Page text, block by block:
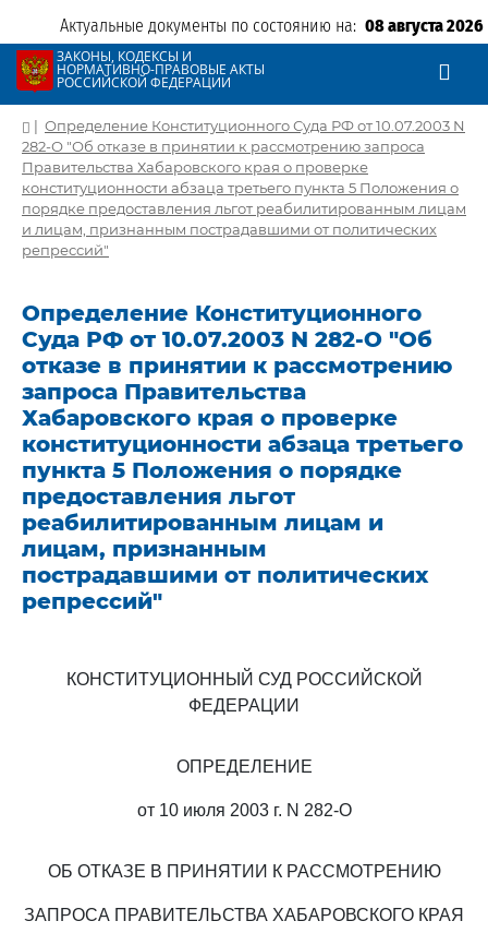
Актуальные документы по состоянию на: 08 августа 2026
ЗАКОНЫ, КОДЕКСЫ И
НОРМАТИВНО-ПРАВОВЫЕ АКТЫ
РОССИЙСКОЙ ФЕДЕРАЦИИ
| Определение Конституционного Суда РФ от 10.07.2003 N
282-О "Об отказе в принятии к рассмотрению запроса
Правительства Хабаровского края о проверке
конституционности абзаца третьего пункта 5 Положения о
порядке предоставления льгот реабилитированным лицам
и лицам, признанным пострадавшими от политических
репрессий"
Определение Конституционного
Суда РФ от 10.07.2003 N 282-О "Об
отказе в принятии к рассмотрению
запроса Правительства
Хабаровского края о проверке
конституционности абзаца третьего
пункта 5 Положения о порядке
предоставления льгот
реабилитированным лицам и
лицам, признанным
пострадавшими от политических
репрессий"
КОНСТИТУЦИОННЫЙ СУД РОССИЙСКОЙ
ФЕДЕРАЦИИ
ОПРЕДЕЛЕНИЕ
от 10 июля 2003 г. N 282-О
ОБ ОТКАЗЕ В ПРИНЯТИИ К РАССМОТРЕНИЮ
ЗАПРОСА ПРАВИТЕЛЬСТВА ХАБАРОВСКОГО КРАЯ